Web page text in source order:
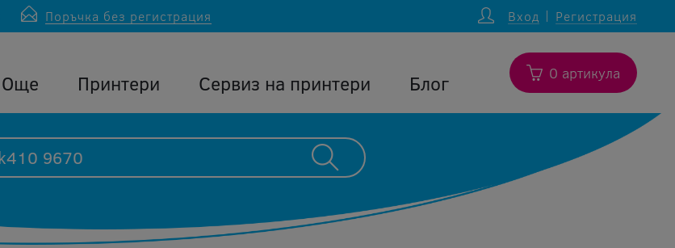
Поръчка без регистрация Вход Регистрация
Още Принтери Сервиз на принтери Блог 0 артикула